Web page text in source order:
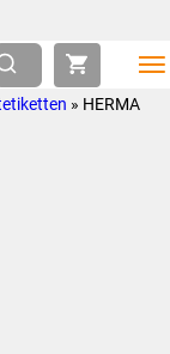
» HERMA